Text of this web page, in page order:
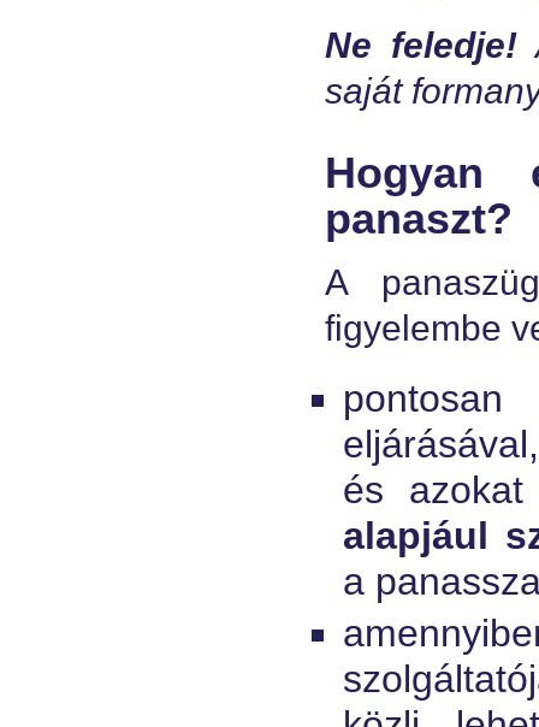
Ne feledje!
saját
Hogyan
panaszt?
A
figyelembe
és
alapjául
a